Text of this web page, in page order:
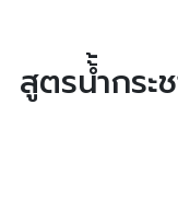
สูตรน้้ำกร